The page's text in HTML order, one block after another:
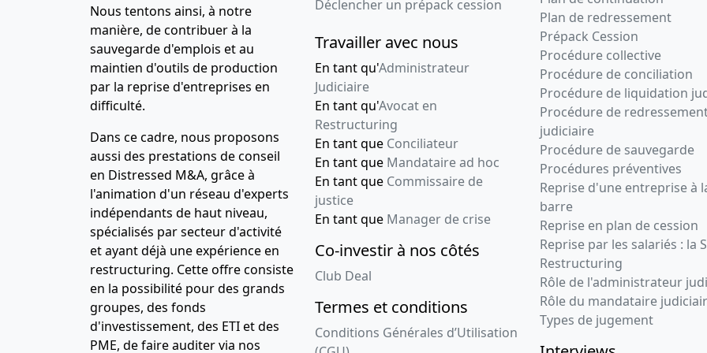
21-10-2008
26-06-2008
01-02-2008
Divers
28-02-2007
12-01-2007
Divers
26-12-2006
Nous tentons ainsi, à notre
manière, de contribuer à la
sauvegarde d'emplois et au
maintien d'outils de production
par la reprise d'entreprises en
difficulté.
Dans ce cadre, nous proposons
aussi des prestations de conseil
en Distressed M&A, grâce à
l'animation d'un réseau d'experts
indépendants de haut niveau,
spécialisés par secteur d'activité
et ayant déjà une expérience en
restructuring. Cette offre consiste
en la possibilité pour des grands
groupes, des fonds
d'investissement, des ETI et des
PME, de faire auditer via nos
Déclencher un prépack cession
Travailler avec nous
En tant qu'Administrateur
Judiciaire
En tant qu'Avocat en
Restructuring
En tant que Conciliateur
En tant que Mandataire ad hoc
En tant que Commissaire de
justice
En tant que Manager de crise
Co-investir à nos côtés
Club Deal
Termes et conditions
Conditions Générales d’Utilisation
Plan de redressement
Prépack Cession
Procédure collective
Procédure de conciliation
Procédure de liquidation
Procédure de
judiciaire
Procédure de sauvegarde
Procédures préventives
Reprise d'une entreprise à
barre
Reprise en plan de cession
Reprise par les salariés : la
Restructuring
Rôle de l'administrateur
Rôle du mandataire
Types de jugement